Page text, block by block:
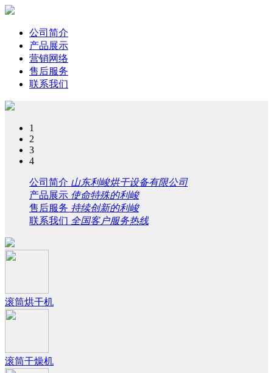
公司简介
产品展示
营销网络
售后服务
联系我们
1
2
3
4
公司简介 山东利峻烘干设备有限公司
产品展示 使命特殊的利峻
售后服务 持续创新的利峻
联系我们 全国客户服务热线
滚筒烘干机
滚筒干燥机